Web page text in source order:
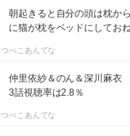
朝起きると自分の頭は枕か
に猫が枕をベッドにしてお
つべこあんてな
仲里依紗＆のん＆深川麻衣
3話視聴率は2.8％
つべこあんてな